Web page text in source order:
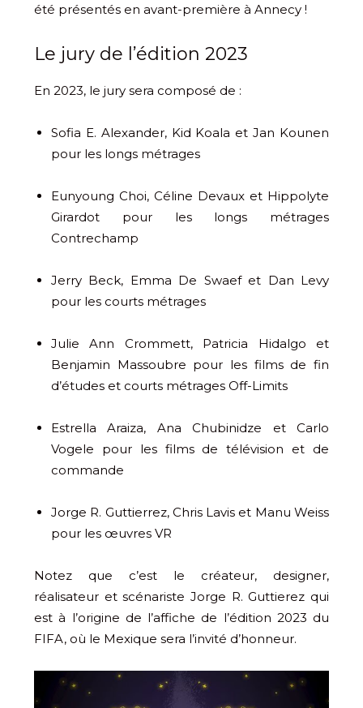
été présentés en avant-première à Annecy !
Le jury de l’édition 2023
En 2023, le jury sera composé de :
Sofia E. Alexander, Kid Koala et Jan Kounen
pour les longs métrages
Eunyoung Choi, Céline Devaux et Hippolyte
Girardot pour les longs métrages
Contrechamp
Jerry Beck, Emma De Swaef et Dan Levy
pour les courts métrages
Julie Ann Crommett, Patricia Hidalgo et
Benjamin Massoubre pour les films de fin
d’études et courts métrages Off-Limits
Estrella Araiza, Ana Chubinidze et Carlo
Vogele pour les films de télévision et de
commande
Jorge R. Guttierrez, Chris Lavis et Manu Weiss
pour les œuvres VR
Notez que c’est le créateur, designer,
réalisateur et scénariste Jorge R. Guttierez qui
est à l’origine de l’affiche de l’édition 2023 du
FIFA, où le Mexique sera l’invité d’honneur.